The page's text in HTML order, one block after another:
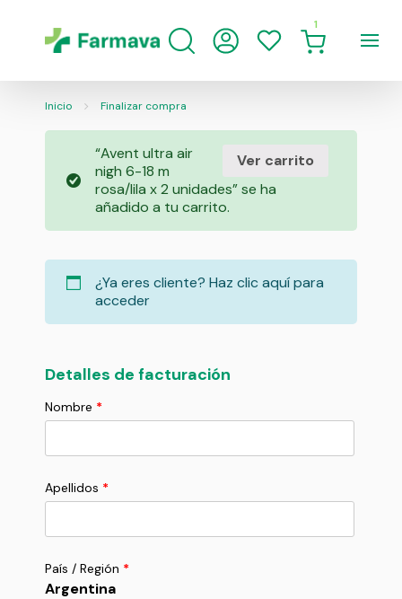
1
Inicio Finalizar compra
Ver carrito
“Avent ultra air
nigh 6-18 m
rosa/lila x 2 unidades” se ha
añadido a tu carrito.
¿Ya eres cliente? Haz clic aquí para
acceder
Detalles de facturación
Nombre *
Apellidos *
País / Región *
Argentina